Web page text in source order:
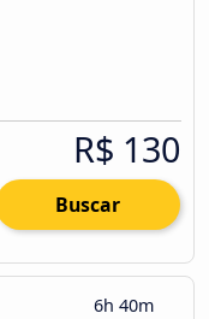
R$ 130
Buscar
6h 40m